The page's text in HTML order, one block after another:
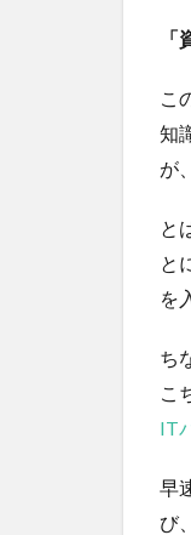
こ
知
が
と
と
を
ち
こ
IT
早
び